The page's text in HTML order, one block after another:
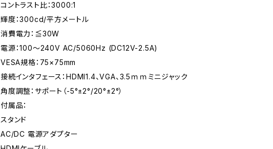
コントラスト比：3000:1
輝度：300cd/平方メートル
消費電力：≦30W
電源：100～240V AC/5060Hz (DC12V-2.5A)
VESA規格：75×75mm
接続インタフェース：HDMI1.4、VGA、3.5ｍｍミニジャック
角度調整：サポート（-5°±2°/20°±2°）
付属品：
スタンド
AC/DC 電源アダプター